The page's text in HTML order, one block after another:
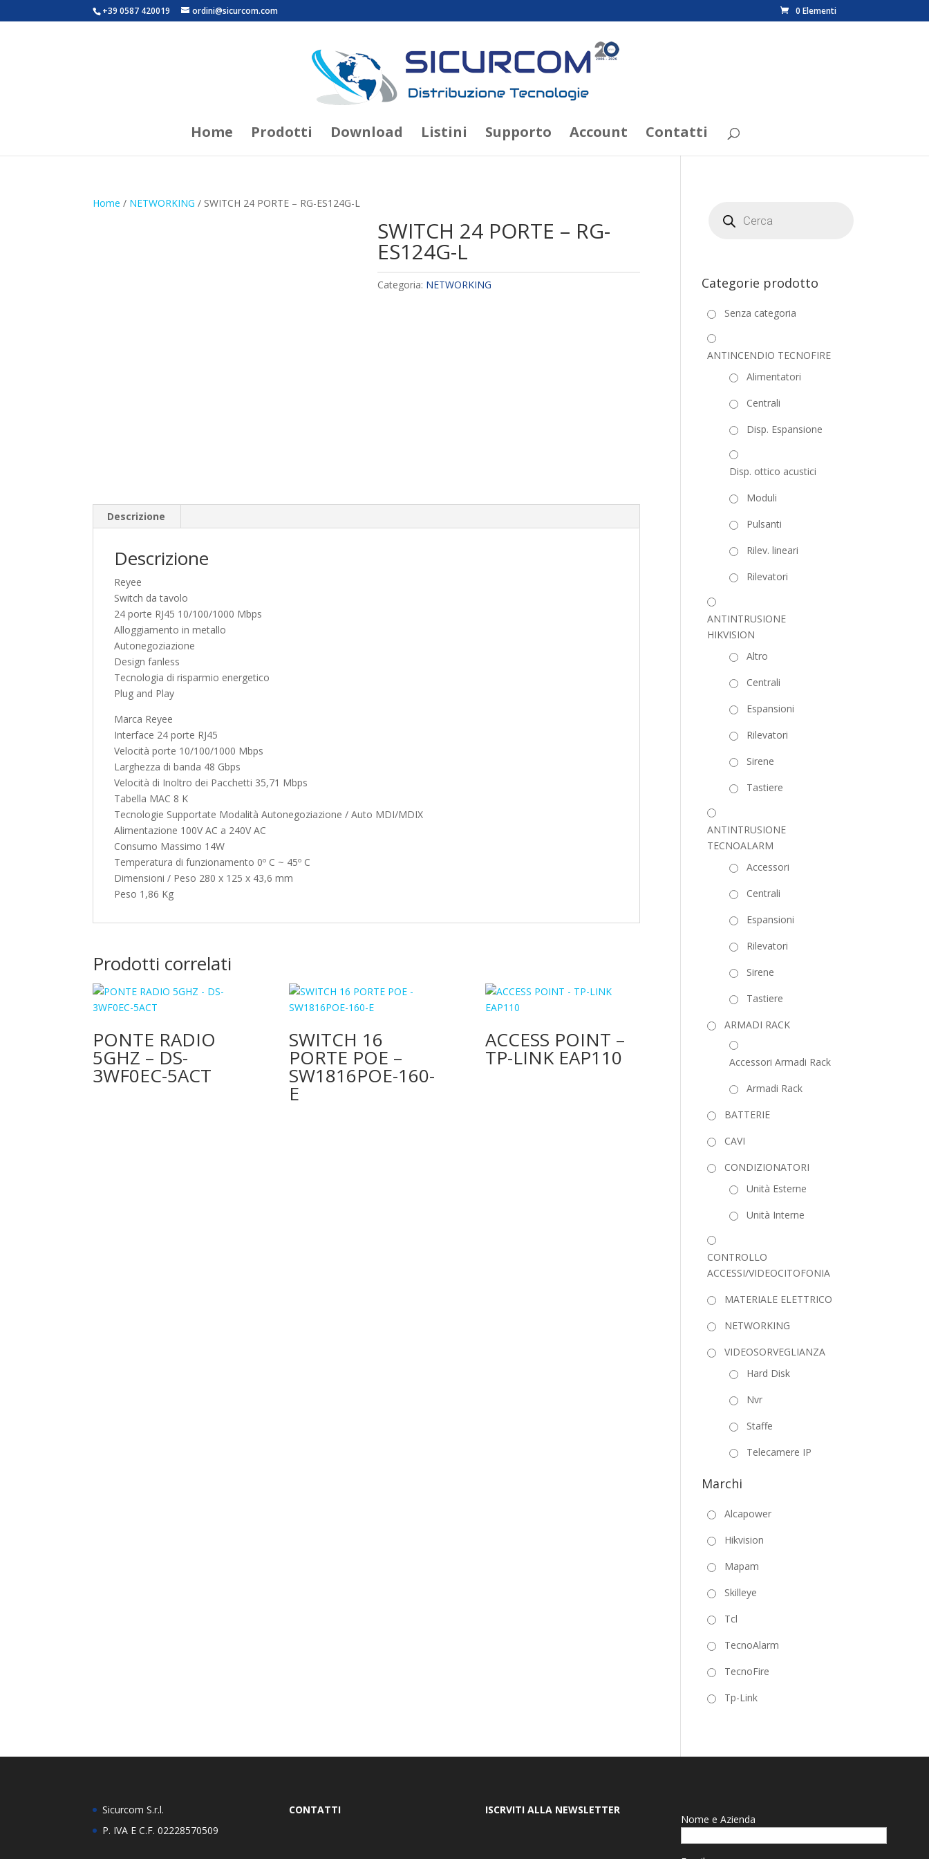
+39 0587 420019 ordini@sicurcom.com 0 Elementi
Home Prodotti Download Listini Supporto Account Contatti
Home / NETWORKING / SWITCH 24 PORTE – RG-ES124G-L
SWITCH 24 PORTE – RG-
ES124G-L
Categoria: NETWORKING
Descrizione
Descrizione
Reyee
Switch da tavolo
24 porte RJ45 10/100/1000 Mbps
Alloggiamento in metallo
Autonegoziazione
Design fanless
Tecnologia di risparmio energetico
Plug and Play
Marca Reyee
Interface 24 porte RJ45
Velocità porte 10/100/1000 Mbps
Larghezza di banda 48 Gbps
Velocità di Inoltro dei Pacchetti 35,71 Mbps
Tabella MAC 8 K
Tecnologie Supportate Modalità Autonegoziazione / Auto MDI/MDIX
Alimentazione 100V AC a 240V AC
Consumo Massimo 14W
Temperatura di funzionamento 0º C ~ 45º C
Dimensioni / Peso 280 x 125 x 43,6 mm
Peso 1,86 Kg
Prodotti correlati
PONTE RADIO
5GHZ – DS-
3WF0EC-5ACT
SWITCH 16
PORTE POE –
SW1816POE-160-
E
ACCESS POINT –
TP-LINK EAP110
search
Categorie prodotto
Senza categoria
ANTINCENDIO TECNOFIRE
Alimentatori
Centrali
Disp. Espansione
Disp. ottico acustici
Moduli
Pulsanti
Rilev. lineari
Rilevatori
ANTINTRUSIONE
HIKVISION
Altro
Centrali
Espansioni
Rilevatori
Sirene
Tastiere
ANTINTRUSIONE
TECNOALARM
Accessori
Centrali
Espansioni
Rilevatori
Sirene
Tastiere
ARMADI RACK
Accessori Armadi Rack
Armadi Rack
BATTERIE
CAVI
CONDIZIONATORI
Unità Esterne
Unità Interne
CONTROLLO
ACCESSI/VIDEOCITOFONIA
MATERIALE ELETTRICO
NETWORKING
VIDEOSORVEGLIANZA
Hard Disk
Nvr
Staffe
Telecamere IP
Marchi
Alcapower
Hikvision
Mapam
Skilleye
Tcl
TecnoAlarm
TecnoFire
Tp-Link
Sicurcom S.r.l.
P. IVA E C.F. 02228570509
CONTATTI ISCRVITI ALLA NEWSLETTER
Nome e Azienda